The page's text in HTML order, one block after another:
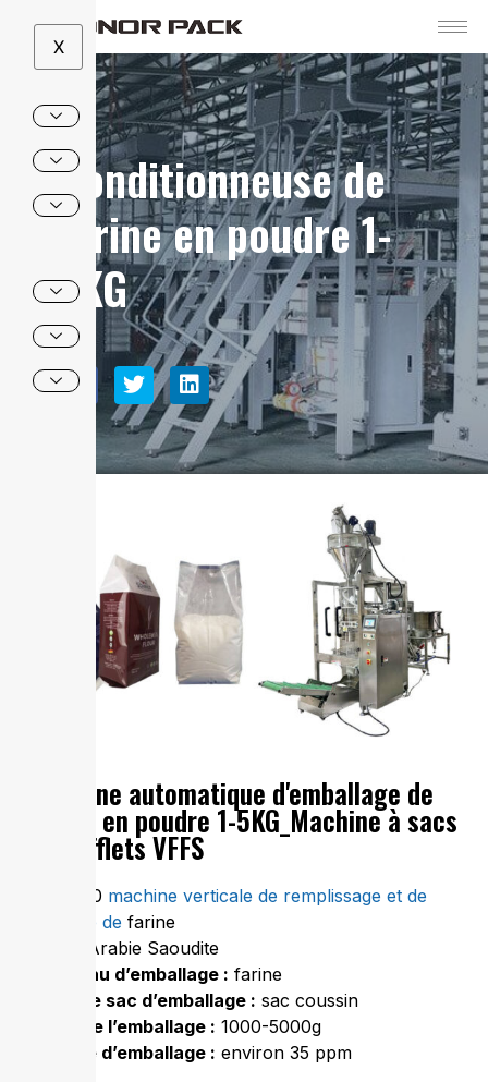
X
Conditionneuse de
farine en poudre 1-
5KG
Machine automatique d'emballage de
farine en poudre 1-5KG_Machine à sacs
à soufflets VFFS
VFJ-730 machine verticale de remplissage et de
scellage de farine
Arabie Saoudite
Matériau d’emballage : farine
Type de sac d’emballage : sac coussin
Poids de l’emballage : 1000-5000g
Vitesse d’emballage : environ 35 ppm